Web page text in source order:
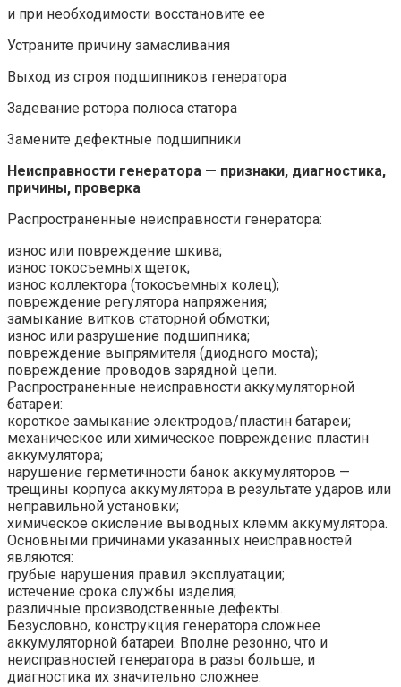
и при необходимости восстановите ее
Устраните причину замасливания
Выход из строя подшипников генератора
Задевание ротора полюса статора
3амените дефектные подшипники
Неисправности генератора — признаки, диагностика,
причины, проверка
Распространенные неисправности генератора:
износ или повреждение шкива;
износ токосъемных щеток;
износ коллектора (токосъемных колец);
повреждение регулятора напряжения;
замыкание витков статорной обмотки;
износ или разрушение подшипника;
повреждение выпрямителя (диодного моста);
повреждение проводов зарядной цепи.
Распространенные неисправности аккумуляторной
батареи:
короткое замыкание электродов/пластин батареи;
механическое или химическое повреждение пластин
аккумулятора;
нарушение герметичности банок аккумуляторов —
трещины корпуса аккумулятора в результате ударов или
неправильной установки;
химическое окисление выводных клемм аккумулятора.
Основными причинами указанных неисправностей
являются:
грубые нарушения правил эксплуатации;
истечение срока службы изделия;
различные производственные дефекты.
Безусловно, конструкция генератора сложнее
аккумуляторной батареи. Вполне резонно, что и
неисправностей генератора в разы больше, и
диагностика их значительно сложнее.